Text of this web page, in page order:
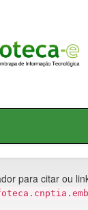
para citar ou